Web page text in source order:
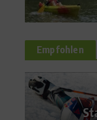
Empfohlen